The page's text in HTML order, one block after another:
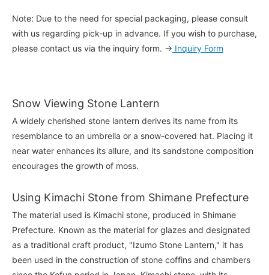
Note: Due to the need for special packaging, please consult
with us regarding pick-up in advance. If you wish to purchase,
please contact us via the inquiry form. → Inquiry Form
Snow Viewing Stone Lantern
A widely cherished stone lantern derives its name from its
resemblance to an umbrella or a snow-covered hat. Placing it
near water enhances its allure, and its sandstone composition
encourages the growth of moss.
Using Kimachi Stone from Shimane Prefecture
The material used is Kimachi stone, produced in Shimane
Prefecture. Known as the material for glazes and designated
as a traditional craft product, "Izumo Stone Lantern," it has
been used in the construction of stone coffins and chambers